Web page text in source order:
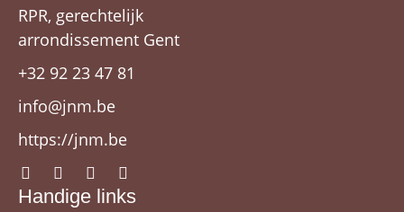
RPR, gerechtelijk
arrondissement Gent
+32 92 23 47 81
info@jnm.be
https://jnm.be
Handige links